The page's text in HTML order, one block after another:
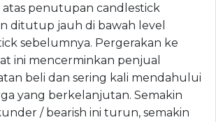
atas penutupan candlestick
ditutup jauh di bawah level
sebelumnya. Pergerakan ke
ini mencerminkan penjual
beli dan sering kali mendahului
yang berkelanjutan. Semakin
/ bearish ini turun, semakin